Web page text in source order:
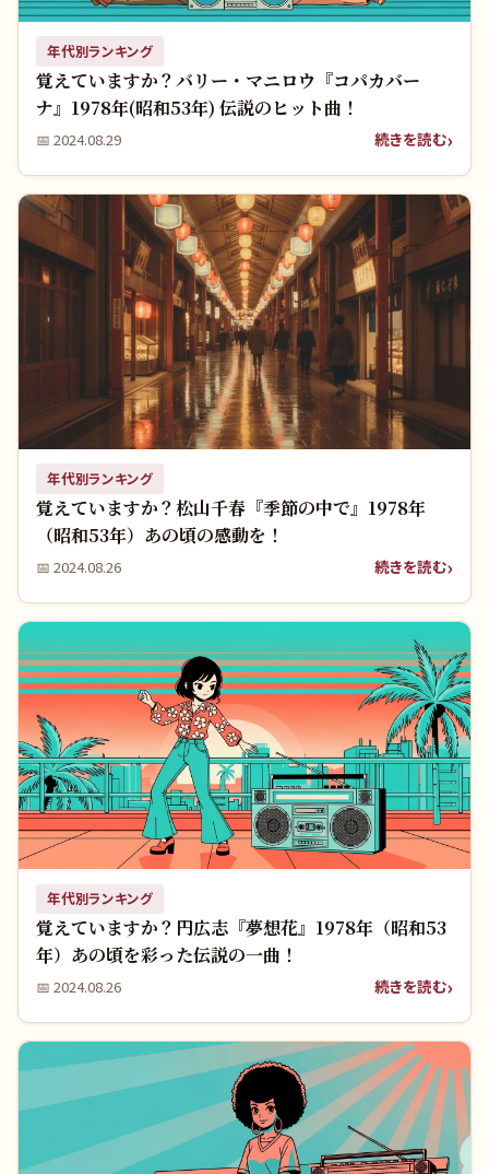
年代別ランキング
覚えていますか？バリー・マニロウ『コパカバー
ナ』1978年(昭和53年) 伝説のヒット曲！
📅 2024.08.29 続きを読む
年代別ランキング
覚えていますか？松山千春『季節の中で』1978年
（昭和53年）あの頃の感動を！
📅 2024.08.26 続きを読む
年代別ランキング
覚えていますか？円広志『夢想花』1978年（昭和53
年）あの頃を彩った伝説の一曲！
📅 2024.08.26 続きを読む